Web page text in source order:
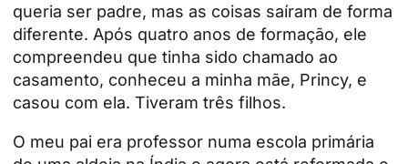
queria ser padre, mas as coisas saíram de forma
diferente. Após quatro anos de formação, ele
compreendeu que tinha sido chamado ao
casamento, conheceu a minha mãe, Princy, e
casou com ela. Tiveram três filhos.
O meu pai era professor numa escola primária